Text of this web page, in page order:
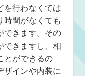
を行わなくては
時間がなくても
できます。その
できますし、相
とができるの
ザインや内装に